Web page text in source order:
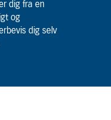
dig fra en
og
dig selv